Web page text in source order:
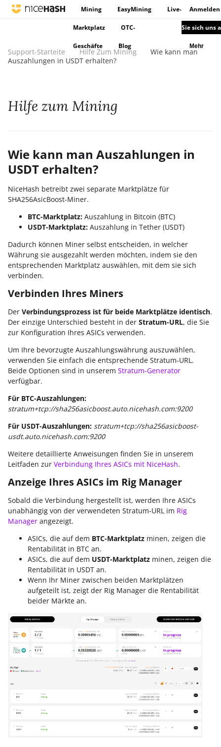
Mining EasyMining Live-
Marktplatz OTC-
Geschäfte Blog
Anmelden
Sie sich uns
Mehr
Support-Starteite Hilfe Zum Mining
Wie kann man
Auszahlungen in USDT erhalten?
Hilfe zum Mining
Wie kann man Auszahlungen in
USDT erhalten?
NiceHash betreibt zwei separate Marktplätze für
SHA256AsicBoost-Miner.
BTC-Marktplatz: Auszahlung in Bitcoin (BTC)
USDT-Marktplatz: Auszahlung in Tether (USDT)
Dadurch können Miner selbst entscheiden, in welcher
Währung sie ausgezahlt werden möchten, indem sie den
entsprechenden Marktplatz auswählen, mit dem sie sich
verbinden.
Verbinden Ihres Miners
Der Verbindungsprozess ist für beide Marktplätze identisch.
Der einzige Unterschied besteht in der Stratum-URL, die Sie
zur Konfiguration Ihres ASICs verwenden.
Um Ihre bevorzugte Auszahlungswährung auszuwählen,
verwenden Sie einfach die entsprechende Stratum-URL.
Beide Optionen sind in unserem Stratum-Generator
verfügbar.
Für BTC-Auszahlungen:
stratum+tcp://sha256asicboost.auto.nicehash.com:9200
Für USDT-Auszahlungen: stratum+tcp://sha256asicboost-
usdt.auto.nicehash.com:9200
Weitere detaillierte Anweisungen finden Sie in unserem
Leitfaden zur Verbindung Ihres ASICs mit NiceHash.
Anzeige Ihres ASICs im Rig Manager
Sobald die Verbindung hergestellt ist, werden Ihre ASICs
unabhängig von der verwendeten Stratum-URL im Rig
Manager angezeigt.
ASICs, die auf dem BTC-Marktplatz minen, zeigen die
Rentabilität in BTC an.
ASICs, die auf dem USDT-Marktplatz minen, zeigen die
Rentabilität in USDT an.
Wenn Ihr Miner zwischen beiden Marktplätzen
aufgeteilt ist, zeigt der Rig Manager die Rentabilität
beider Märkte an.